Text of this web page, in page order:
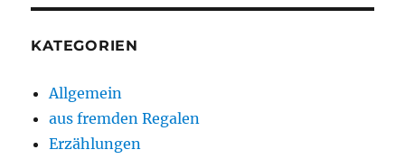
KATEGORIEN
Allgemein
aus fremden Regalen
Erzählungen